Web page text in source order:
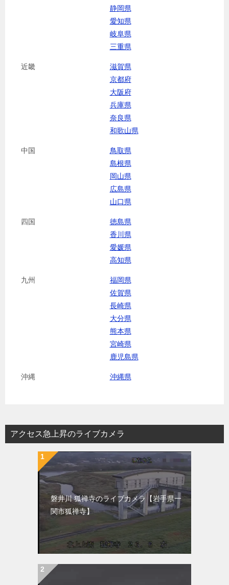
静岡県
愛知県
岐阜県
三重県
近畿
滋賀県
京都府
大阪府
兵庫県
奈良県
和歌山県
中国
鳥取県
島根県
岡山県
広島県
山口県
四国
徳島県
香川県
愛媛県
高知県
九州
福岡県
佐賀県
長崎県
大分県
熊本県
宮崎県
鹿児島県
沖縄 沖縄県
アクセス急上昇のライブカメラ
磐井川 狐禅寺のライブカメラ【岩手県一
関市狐禅寺】